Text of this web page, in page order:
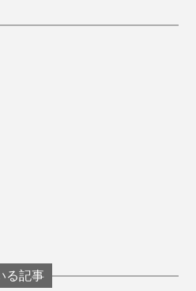
丈夫ということもあれば、痛
いという人も。
ど痛みを感じず、ヨガや正座
間から１ヶ月。
たり、元のイスに座ったりを
が痛い」より「腰がラク」が
ユル・チェアー』を取り入れ
上がってカラダを動かす」を
うに。
腰を数回経験している夫は、
しろ腰がラクだと言っていた
す。
る記事